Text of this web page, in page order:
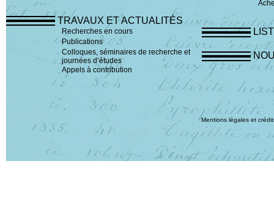
TRAVAUX ET ACTUALITÉS
Mentions légales et
Recherches en cours
Publications
Colloques, séminaires de recherche et
journées d’études
Appels à contribution